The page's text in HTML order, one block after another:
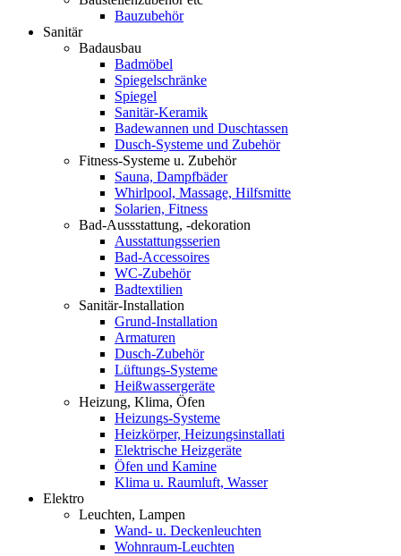
Bauzubehör
Sanitär
Badausbau
Badmöbel
Spiegelschränke
Spiegel
Sanitär-Keramik
Badewannen und Duschtassen
Dusch-Systeme und Zubehör
Fitness-Systeme u. Zubehör
Sauna, Dampfbäder
Whirlpool, Massage, Hilfsmitte
Solarien, Fitness
Bad-Aussstattung, -dekoration
Ausstattungsserien
Bad-Accessoires
WC-Zubehör
Badtextilien
Sanitär-Installation
Grund-Installation
Armaturen
Dusch-Zubehör
Lüftungs-Systeme
Heißwassergeräte
Heizung, Klima, Öfen
Heizungs-Systeme
Heizkörper, Heizungsinstallati
Elektrische Heizgeräte
Öfen und Kamine
Klima u. Raumluft, Wasser
Elektro
Leuchten, Lampen
Wand- u. Deckenleuchten
Wohnraum-Leuchten